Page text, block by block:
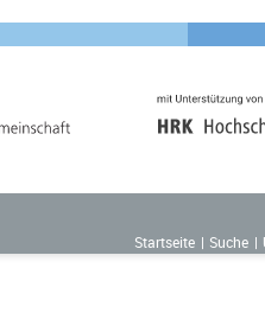
Startseite
Suche